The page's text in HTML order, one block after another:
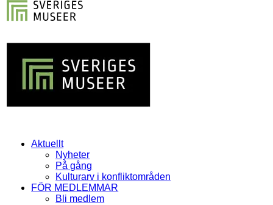
Aktuellt
Nyheter
På gång
Kulturarv i konfliktområden
FÖR MEDLEMMAR
Bli medlem